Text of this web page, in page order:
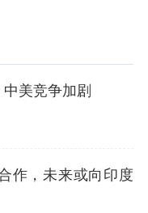
美竞争加剧
作，未来或向印度